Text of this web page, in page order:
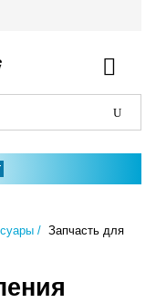
Запчасть для